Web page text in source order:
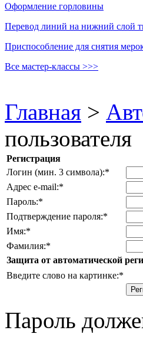
Оформление горловины
Перевод линий на нижний слой
Приспособление для снятия
Все мастер-классы >>>
Главная >
пользователя
Регистрация
Логин (мин. 3 символа):*
Адрес e-mail:*
Пароль:*
Подтверждение пароля:*
Имя:*
Фамилия:*
Защита от автоматической
Введите слово на картинке:*
Пароль